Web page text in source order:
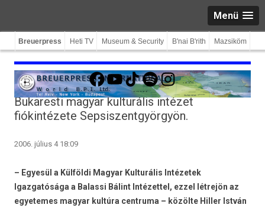
Menü
Breuerpress Heti TV Museum & Security B'nai B'rith Mazsiköm
Facebook
YouTube
TikTokSpotifyInstagram
Bukaresti magyar kulturális intézet
fiókintézete Sepsiszentgyörgyön.
2006. július 4 18:09
– Egyesül a Külföldi Magyar Kulturális Intézetek
Igazgatósága a Balassi Bálint Intézettel, ezzel létrejön az
egyetemes magyar kultúra centruma – közölte Hiller István